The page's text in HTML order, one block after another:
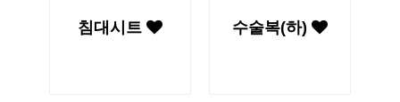
침대시트 수술복(하)